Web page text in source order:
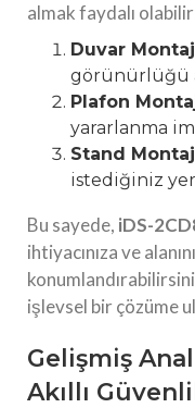
almak faydalı
Duvar
görünürlüğü
Plafon
yararlanma
Stand
istediğiniz
Bu sayede, iDS-
ihtiyacınıza ve
işlevsel bir çözüme
Gelişmiş
Akıllı